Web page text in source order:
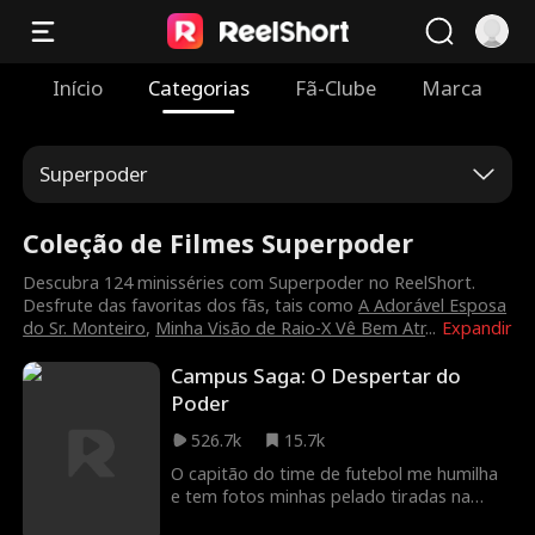
Início Categorias Fã-Clube Marca
Superpoder
Coleção de Filmes Superpoder
Expandir
Descubra 124 minisséries com Superpoder no ReelShort.
Desfrute das favoritas dos fãs, tais comoA Adorável Esposa
do Sr. Monteiro, Minha Visão de Raio-X Vê Bem Atr...
Campus Saga: O Despertar do
Poder
526.7k
15.7k
O capitão do time de futebol me humilha
e tem fotos minhas pelado tiradas na